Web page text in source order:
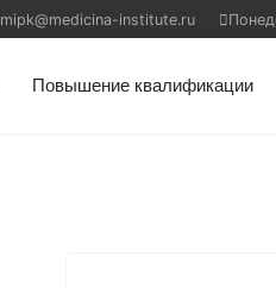
mipk@medicina-institute.ru
Повышение квалификации